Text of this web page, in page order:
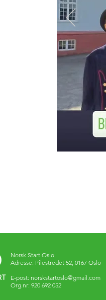
Norsk Start Oslo
Adresse: Pilestredet 52, 0167 Oslo
E-post: norskstartoslo@gmail.com
Org.nr: 920 692 052